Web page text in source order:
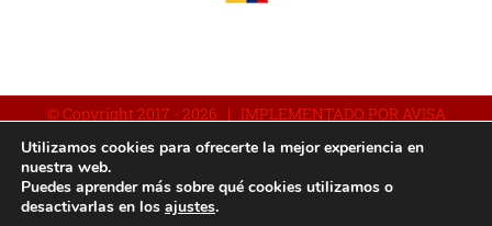
© Copyright 2017 - 2026 | IMPLEMENTADO POR AVISA
FacebookYouTubeInstagram
Utilizamos cookies para ofrecerte la mejor experiencia en
nuestra web.
Puedes aprender más sobre qué cookies utilizamos o
desactivarlas en los ajustes.